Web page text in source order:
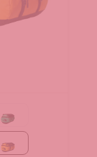
Optic Emerald-TNF
Summit Gold/Black